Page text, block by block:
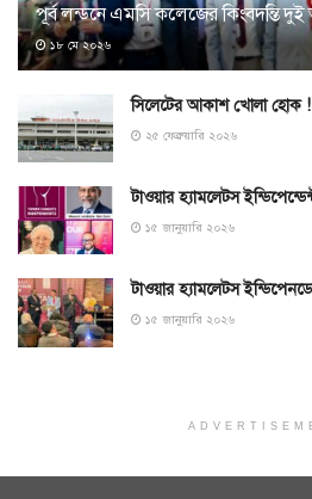
পূর্ব লন্ডনে এমসি কলেজের কিংবদন্তি দুই
১৮ মে ২০২৬
সিলেটের আকাশ খোলা হোক !
২৫ ফেব্রুয়ারি ২০২৬
টাওয়ার হ্যামলেটস
১৫ জানুয়ারি ২০২৬
টাওয়ার হ্যামলেটস
১৫ জানুয়ারি ২০২৬